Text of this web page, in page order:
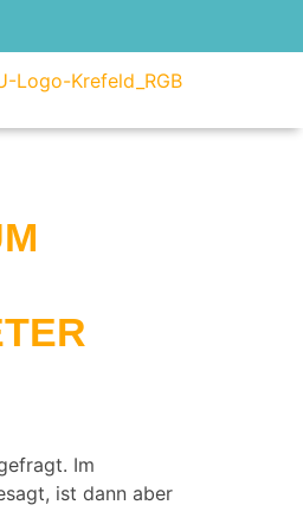
Im
ist dann aber